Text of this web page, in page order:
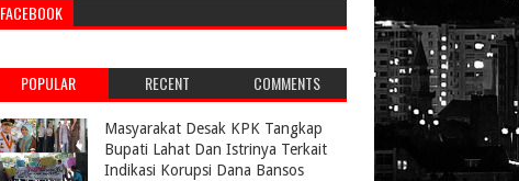
FACEBOOK
POPULAR RECENT COMMENTS
Masyarakat Desak KPK Tangkap
Bupati Lahat Dan Istrinya Terkait
Indikasi Korupsi Dana Bansos